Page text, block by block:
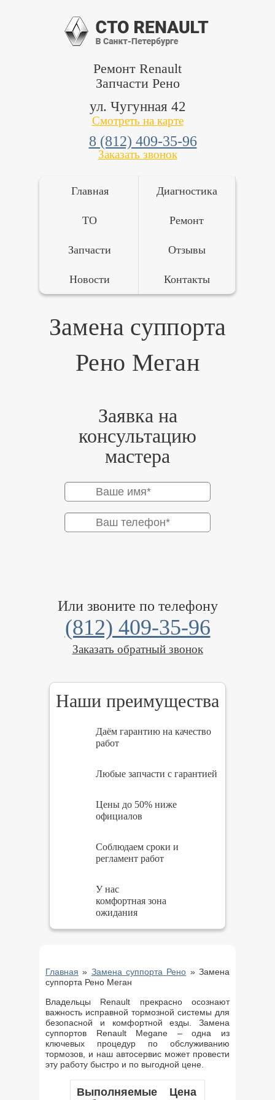
Ремонт Renault
Запчасти Рено
ул. Чугунная 42
Смотреть на карте
8 (812) 409-35-96
Заказать звонок
Главная
ТО
Диагностика
Ремонт
Запчасти Отзывы
Новости Контакты
Замена суппорта
Рено Меган
Заявка на
консультацию
мастера
Или звоните по телефону
(812) 409-35-96
Заказать обратный звонок
Наши преимущества
Даём гарантию на качество
работ
Любые запчасти с гарантией
Цены до 50% ниже
официалов
Соблюдаем сроки и
регламент работ
У нас
комфортная зона
ожидания
Главная » Замена суппорта Рено »Замена
суппорта Рено Меган
Владельцы Renault прекрасно осознают
важность исправной тормозной системы для
безопасной и комфортной езды. Замена
суппортов Renault Megane – одна из
ключевых процедур по обслуживанию
тормозов, и наш автосервис может провести
эту работу быстро и по выгодной цене.
Выполняемые
Цена